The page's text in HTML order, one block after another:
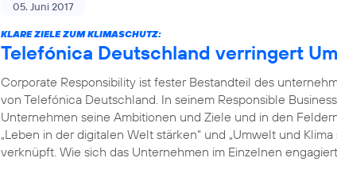
05. Juni 2017
KLARE ZIELE ZUM KLIMASCHUTZ:
Telefónica Deutschland verringert
Corporate Responsibility ist fester Bestandteil des
von Telefónica Deutschland. In seinem Responsible
Unternehmen seine Ambitionen und Ziele und in den
„Leben in der digitalen Welt stärken“ und „Umwelt und
verknüpft. Wie sich das Unternehmen im Einzelnen